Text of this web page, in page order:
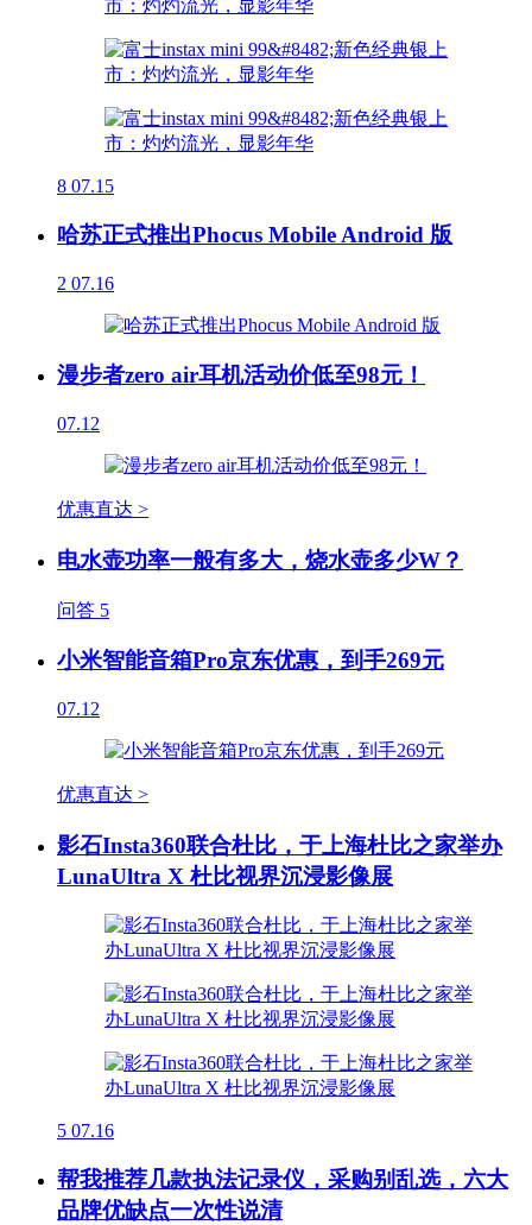
8 07.15
哈苏正式推出Phocus Mobile Android 版
2 07.16
漫步者zero air耳机活动价低至98元！
07.12
优惠直达 >
电水壶功率一般有多大，烧水壶多少W？
问答 5
小米智能音箱Pro京东优惠，到手269元
07.12
优惠直达 >
影石Insta360联合杜比，于上海杜比之家举办
LunaUltra X 杜比视界沉浸影像展
5 07.16
帮我推荐几款执法记录仪，采购别乱选，六大
品牌优缺点一次性说清